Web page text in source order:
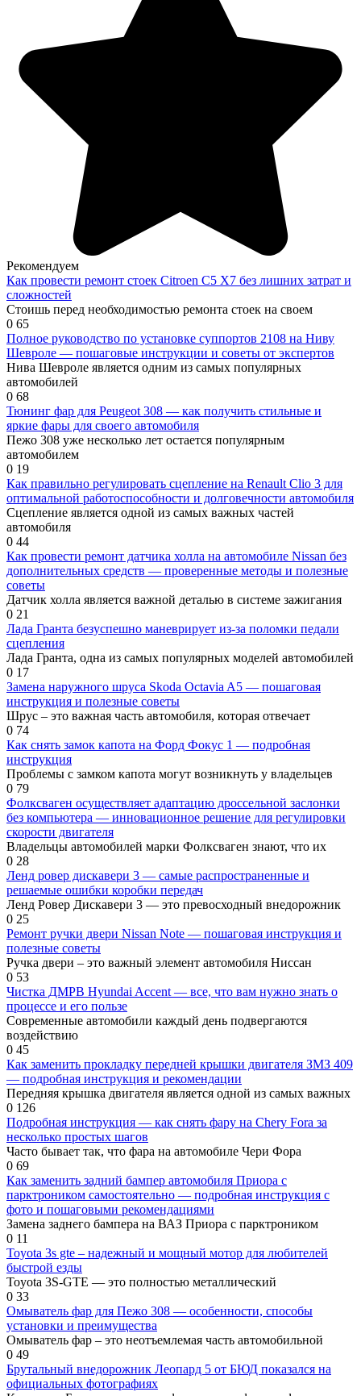
Рекомендуем
Как провести ремонт стоек Citroen C5 X7 без лишних затрат и
сложностей
Стоишь перед необходимостью ремонта стоек на своем
0 65
Полное руководство по установке суппортов 2108 на Ниву
Шевроле — пошаговые инструкции и советы от экспертов
Нива Шевроле является одним из самых популярных
автомобилей
0 68
Тюнинг фар для Peugeot 308 — как получить стильные и
яркие фары для своего автомобиля
Пежо 308 уже несколько лет остается популярным
автомобилем
0 19
Как правильно регулировать сцепление на Renault Clio 3 для
оптимальной работоспособности и долговечности автомобиля
Сцепление является одной из самых важных частей
автомобиля
0 44
Как провести ремонт датчика холла на автомобиле Nissan без
дополнительных средств — проверенные методы и полезные
советы
Датчик холла является важной деталью в системе зажигания
0 21
Лада Гранта безуспешно маневрирует из-за поломки педали
сцепления
Лада Гранта, одна из самых популярных моделей автомобилей
0 17
Замена наружного шруса Skoda Octavia A5 — пошаговая
инструкция и полезные советы
Шрус – это важная часть автомобиля, которая отвечает
0 74
Как снять замок капота на Форд Фокус 1 — подробная
инструкция
Проблемы с замком капота могут возникнуть у владельцев
0 79
Фолксваген осуществляет адаптацию дроссельной заслонки
без компьютера — инновационное решение для регулировки
скорости двигателя
Владельцы автомобилей марки Фолксваген знают, что их
0 28
Ленд ровер дискавери 3 — самые распространенные и
решаемые ошибки коробки передач
Ленд Ровер Дискавери 3 — это превосходный внедорожник
0 25
Ремонт ручки двери Nissan Note — пошаговая инструкция и
полезные советы
Ручка двери – это важный элемент автомобиля Ниссан
0 53
Чистка ДМРВ Hyundai Accent — все, что вам нужно знать о
процессе и его пользе
Современные автомобили каждый день подвергаются
воздействию
0 45
Как заменить прокладку передней крышки двигателя ЗМЗ 409
— подробная инструкция и рекомендации
Передняя крышка двигателя является одной из самых важных
0 126
Подробная инструкция — как снять фару на Chery Fora за
несколько простых шагов
Часто бывает так, что фара на автомобиле Чери Фора
0 69
Как заменить задний бампер автомобиля Приора с
парктроником самостоятельно — подробная инструкция с
фото и пошаговыми рекомендациями
Замена заднего бампера на ВАЗ Приора с парктроником
0 11
Toyota 3s gte – надежный и мощный мотор для любителей
быстрой езды
Toyota 3S-GTE — это полностью металлический
0 33
Омыватель фар для Пежо 308 — особенности, способы
установки и преимущества
Омыватель фар – это неотъемлемая часть автомобильной
0 49
Брутальный внедорожник Леопард 5 от БЮД показался на
официальных фотографиях